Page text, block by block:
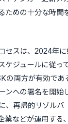
ための十分な時間
セスは、2024年
ケジュールに従っ
の両方が有効であ
ンへの署名を開始
、再帰的リゾルバ
業などが運用する